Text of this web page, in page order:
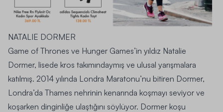
NATALIE DORMER
Game of Thrones ve Hunger Games’in yıldız Natalie
Dormer, lisede kros takımındaymış ve ulusal yarışmalara
katılmış. 2014 yılında Londra Maratonu’nu bitiren Dormer,
Londra’da Thames nehrinin kenarında koşmayı seviyor ve
koşarken dinginliğe ulaştığını söylüyor. Dormer koşu